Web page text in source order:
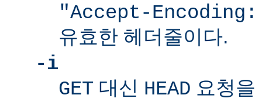
"Accept-
유효한 헤더줄이다.
-i
GET 대신 HEAD 요청을